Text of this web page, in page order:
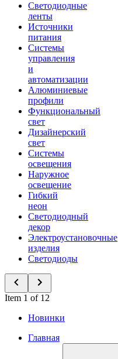
Светодиодные
ленты
Источники
питания
Системы
управления
и
автоматизации
Алюминиевые
профили
Функциональный
свет
Дизайнерский
свет
Системы
освещения
Наружное
освещение
Гибкий
неон
Светодиодный
декор
Электроустановочные
изделия
Светодиоды
Item 1 of 12
Новинки
Главная